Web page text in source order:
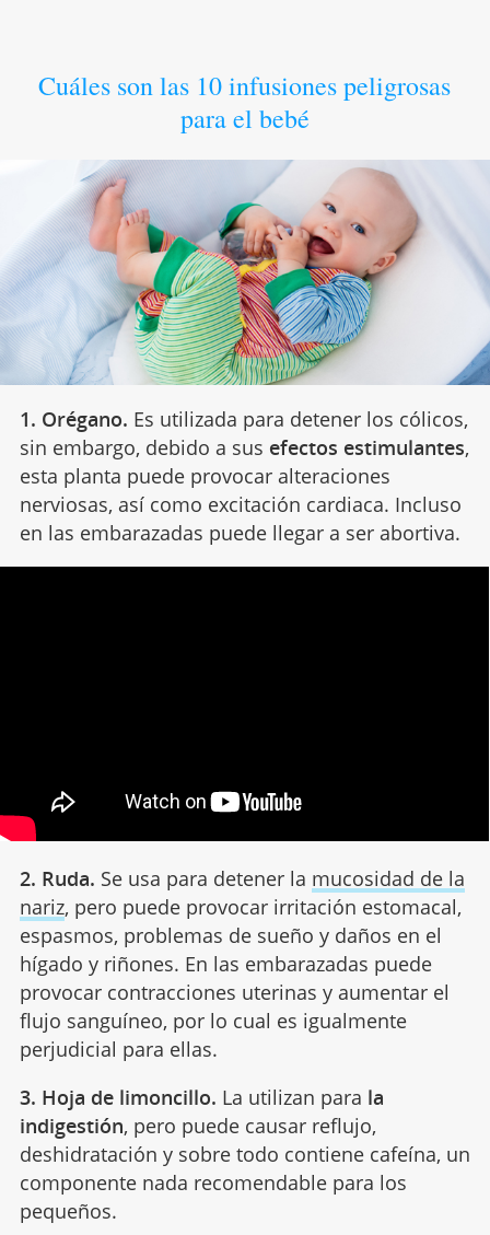
Cuáles son las 10 infusiones peligrosas
para el bebé
1. Orégano. Es utilizada para detener los cólicos,
sin embargo, debido a sus efectos estimulantes,
esta planta puede provocar alteraciones
nerviosas, así como excitación cardiaca. Incluso
en las embarazadas puede llegar a ser abortiva.
2. Ruda. Se usa para detener la mucosidad de la
nariz, pero puede provocar irritación estomacal,
espasmos, problemas de sueño y daños en el
hígado y riñones. En las embarazadas puede
provocar contracciones uterinas y aumentar el
flujo sanguíneo, por lo cual es igualmente
perjudicial para ellas.
3. Hoja de limoncillo. La utilizan para la
indigestión, pero puede causar reflujo,
deshidratación y sobre todo contiene cafeína, un
componente nada recomendable para los
pequeños.